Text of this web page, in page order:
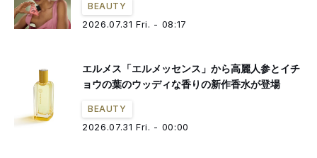
BEAUTY
2026.07.31 Fri. - 08:17
エルメス「エルメッセンス」から高麗人参とイチ
ョウの葉のウッディな香りの新作香水が登場
BEAUTY
2026.07.31 Fri. - 00:00